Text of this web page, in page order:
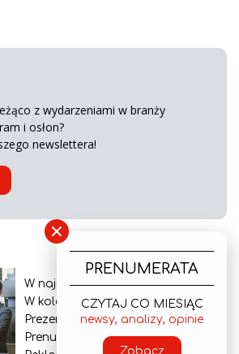
z wydarzeniami w branży
i osłon?
newslettera!
W najnowszym wydaniu
W kolejnym numerze
Prezentacja gazety
Prenumerata
×
PRENUMERATA
CZYTAJ CO MIESIĄC
newsy, analizy, opinie
Zobacz